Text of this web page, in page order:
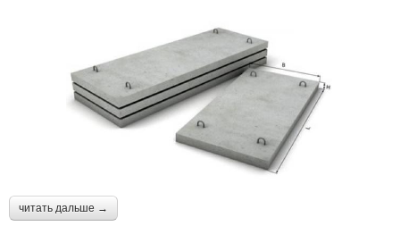
читать дальше →